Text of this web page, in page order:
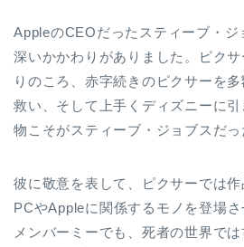
AppleのCEOだったスティーブ・ジ
深いかかわりがありました。ピク
りのころ、赤字続きのピクサーを
救い、そして上手くディズニーに
物こそがスティーブ・ジョブスだっ
彼に敬意を表して、ピクサーでは
PCやAppleに関係するモノを登場
メンバーミーでも、死者の世界で